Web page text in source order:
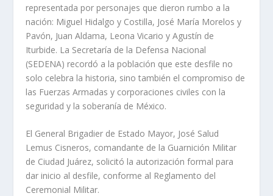
representada por personajes que dieron rumbo a la
nación: Miguel Hidalgo y Costilla, José María Morelos y
Pavón, Juan Aldama, Leona Vicario y Agustín de
Iturbide. La Secretaría de la Defensa Nacional
(SEDENA) recordó a la población que este desfile no
solo celebra la historia, sino también el compromiso de
las Fuerzas Armadas y corporaciones civiles con la
seguridad y la soberanía de México.
El General Brigadier de Estado Mayor, José Salud
Lemus Cisneros, comandante de la Guarnición Militar
de Ciudad Juárez, solicitó la autorización formal para
dar inicio al desfile, conforme al Reglamento del
Ceremonial Militar.